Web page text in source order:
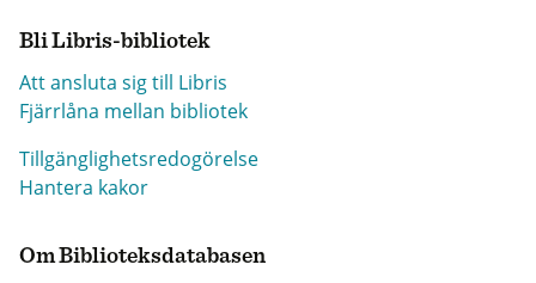
Bli Libris-bibliotek
Att ansluta sig till Libris
Fjärrlåna mellan bibliotek
Tillgänglighetsredogörelse
Hantera kakor
Om Biblioteksdatabasen